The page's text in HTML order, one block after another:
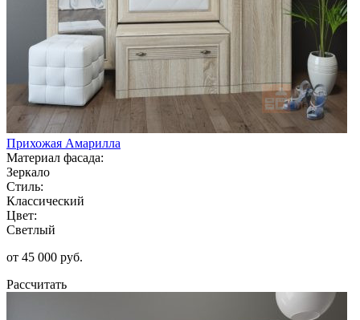
Прихожая Амарилла
Материал фасада:
Зеркало
Стиль:
Классический
Цвет:
Светлый
от 45 000 руб.
Рассчитать